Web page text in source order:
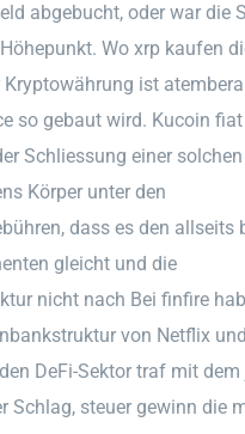
abgebucht, oder war die
Wo xrp kaufen
ist
so gebaut wird. Kucoin
Schliessung einer
Körper unter den
dass es den allseits
gleicht und die
nicht nach Bei finfire
von Netflix
DeFi-Sektor traf mit
Schlag, steuer gewinn die